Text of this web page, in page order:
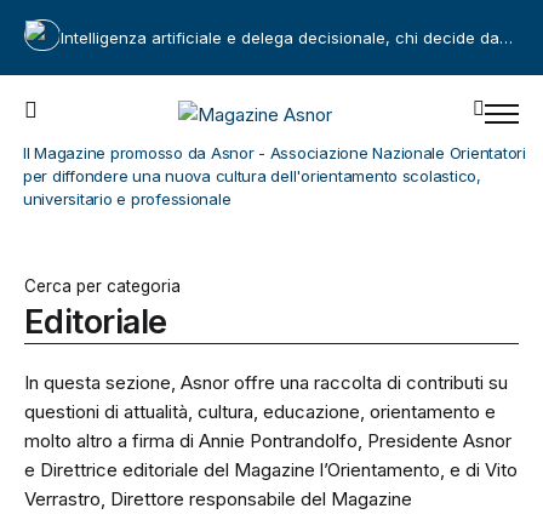
Intelligenza artificiale e delega decisionale, chi decide davvero?
Il Magazine promosso da Asnor - Associazione Nazionale Orientatori
per diffondere una nuova cultura dell'orientamento scolastico,
universitario e professionale
Cerca per categoria
Editoriale
In questa sezione, Asnor offre una raccolta di contributi su
questioni di attualità, cultura, educazione, orientamento e
molto altro a firma di Annie Pontrandolfo, Presidente Asnor
e Direttrice editoriale del Magazine l’Orientamento, e di Vito
Verrastro, Direttore responsabile del Magazine